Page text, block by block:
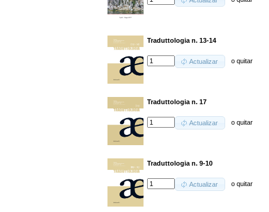
Traduttologia n. 13-14
Actualizar oquitar
Traduttologia n. 17
Actualizar oquitar
Traduttologia n. 9-10
Actualizar oquitar